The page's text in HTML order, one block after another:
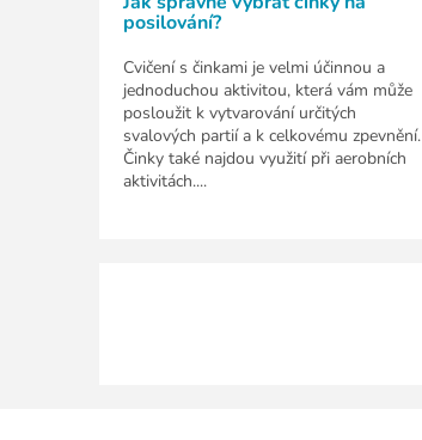
posilování?
Cvičení s činkami je velmi účinnou a
jednoduchou aktivitou, která vám může
posloužit k vytvarování určitých
svalových partií a k celkovému zpevnění.
Činky také najdou využití při aerobních
aktivitách....